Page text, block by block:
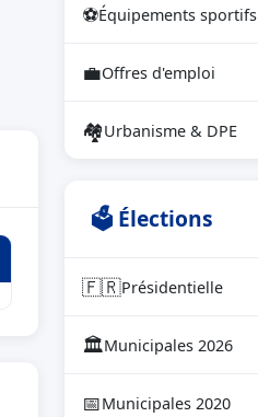
⚽Équipements sportifs
💼Offres d'emploi
🏘Urbanisme & DPE
🗳 Élections
🇫🇷Présidentielle
🏛Municipales 2026
📅Municipales 2020